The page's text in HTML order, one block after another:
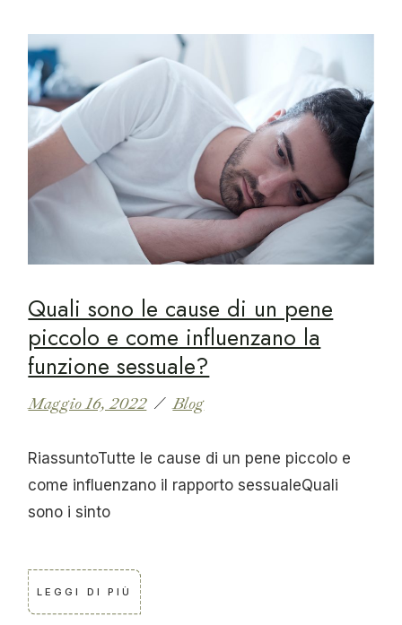
Quali sono le cause di un pene
piccolo e come influenzano la
funzione sessuale?
Maggio 16, 2022 Blog
RiassuntoTutte le cause di un pene piccolo e
come influenzano il rapporto sessualeQuali
sono i sinto
LEGGI DI PIÙ